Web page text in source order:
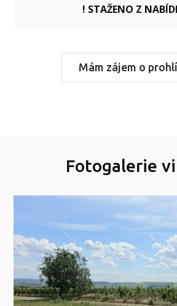
! STAŽENO Z
Mám zájem o
Fotogalerie